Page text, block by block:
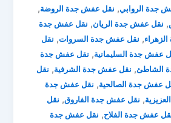
جدة الروابي, نقل عفش جدة الروضة,
, نقل عفش جدة الريان, نقل عفش جدة
, نقل عفش جدة السروات, نقل
عفش جدة السليمانية, نقل عفش جدة
الشاطئ, نقل عفش جدة الشرفية, نقل
عفش جدة الصالحية, نقل عفش جدة
, نقل عفش جدة الفاروق, نقل
عفش جدة الفلاح, نقل عفش جدة